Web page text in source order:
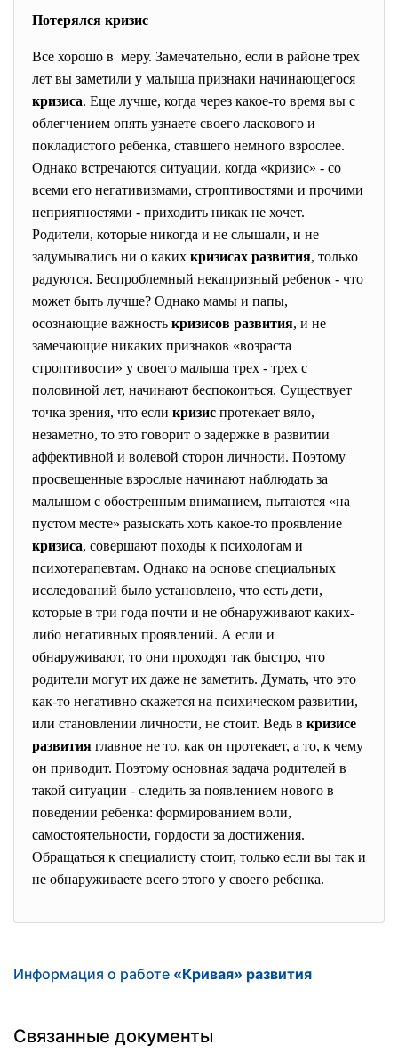
Потерялся кризис
Все хорошо в меру. Замечательно, если в районе трех
лет вы заметили у малыша признаки начинающегося
кризиса. Еще лучше, когда через какое-то время вы с
облегчением опять узнаете своего ласкового и
покладистого ребенка, ставшего немного взрослее.
Однако встречаются ситуации, когда «кризис» - со
всеми его негативизмами, строптивостями и прочими
неприятностями - приходить никак не хочет.
Родители, которые никогда и не слышали, и не
задумывались ни о каких кризисах развития, только
радуются. Беспроблемный некапризный ребенок - что
может быть лучше? Однако мамы и папы,
осознающие важность кризисов развития, и не
замечающие никаких признаков «возраста
строптивости» у своего малыша трех - трех с
половиной лет, начинают беспокоиться. Существует
точка зрения, что если кризис протекает вяло,
незаметно, то это говорит о задержке в развитии
аффективной и волевой сторон личности. Поэтому
просвещенные взрослые начинают наблюдать за
малышом с обостренным вниманием, пытаются «на
пустом месте» разыскать хоть какое-то проявление
кризиса, совершают походы к психологам и
психотерапевтам. Однако на основе специальных
исследований было установлено, что есть дети,
которые в три года почти и не обнаруживают каких-
либо негативных проявлений. А если и
обнаруживают, то они проходят так быстро, что
родители могут их даже не заметить. Думать, что это
как-то негативно скажется на психическом развитии,
или становлении личности, не стоит. Ведь в кризисе
развития главное не то, как он протекает, а то, к чему
он приводит. Поэтому основная задача родителей в
такой ситуации - следить за появлением нового в
поведении ребенка: формированием воли,
самостоятельности, гордости за достижения.
Обращаться к специалисту стоит, только если вы так и
не обнаруживаете всего этого у своего ребенка.
Информация о работе «Кривая» развития
Связанные документы